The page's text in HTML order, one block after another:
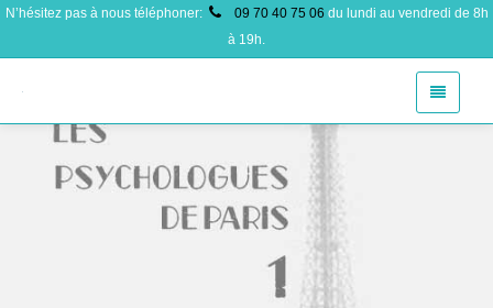
N’hésitez pas à nous téléphoner: 09 70 40 75 06 du lundi au vendredi de 8h
à 19h.